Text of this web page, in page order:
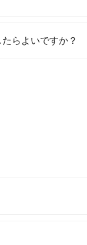
らよいですか？